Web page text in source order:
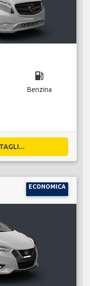
local_gas_station
Benzina
ECONOMICA